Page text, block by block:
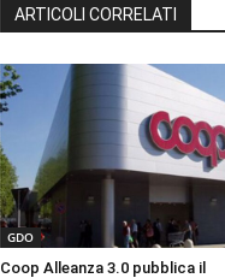
ARTICOLI CORRELATI
GDO
Coop Alleanza 3.0 pubblica il